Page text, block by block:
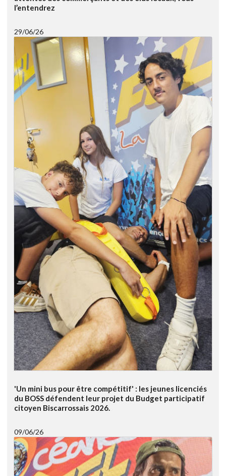
l’entendrez
29/06/26
'Un mini bus pour être compétitif' : les jeunes licenciés
du BOSS défendent leur projet du Budget participatif
citoyen Biscarrossais 2026.
09/06/26